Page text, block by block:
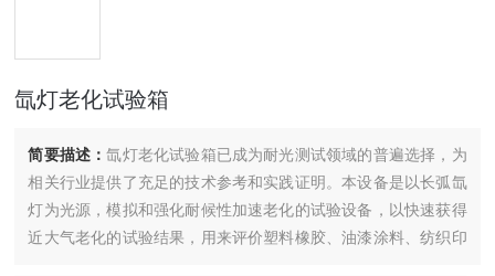
氙灯老化试验箱
简要描述：氙灯老化试验箱已成为耐光测试领域的普遍选择，为
相关行业提供了充足的技术参考和实践证明。本设备是以长弧氙
灯为光源，模拟和强化耐候性加速老化的试验设备，以快速获得
近大气老化的试验结果，用来评价塑料橡胶、油漆涂料、纺织印